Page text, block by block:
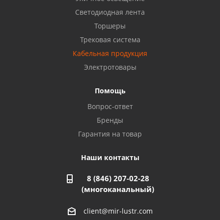
Балаково, ул. Комарова, 55
Октябрьский, ул. Свердлова, 28
Азнакаево, ул. Булгар, 2. ТЦ "Акчарлак"
Стерлитамак, ул. Вокзальная, 13
Магнитогорск, ул. Труда, 14
Светодиодная лента
Торшеры
Трековая система
Кабельная продукция
Электротовары
Помощь
Вопрос-ответ
Бренды
Гарантия на товар
Наши контакты
8 (846) 207-02-28
(многоканальный)
client@mir-lustr.com